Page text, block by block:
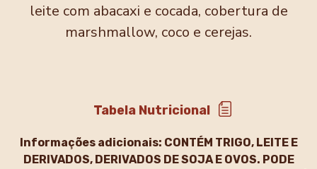
leite com abacaxi e cocada, cobertura de
marshmallow, coco e cerejas.
Tabela Nutricional
Informações adicionais: CONTÉM TRIGO, LEITE E
DERIVADOS, DERIVADOS DE SOJA E OVOS. PODE